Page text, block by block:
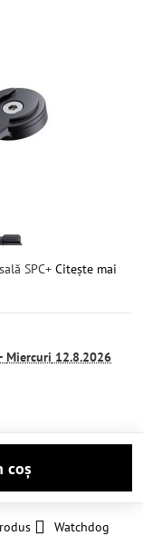
SPC+ Citește mai
Miercuri 12.8.2026
coș
Watchdog